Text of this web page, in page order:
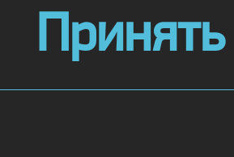
Принять